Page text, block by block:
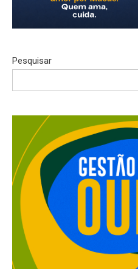
Pesquisar